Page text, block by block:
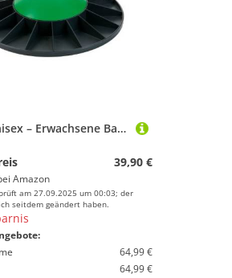
TOGU Unisex – Erwachsene Balance Board, grün, 40x9,5 cm
39,90 €
Amazon
am 27.09.2025 um 00:03; der
seitdem geändert haben.
64,99 €
64,99 €